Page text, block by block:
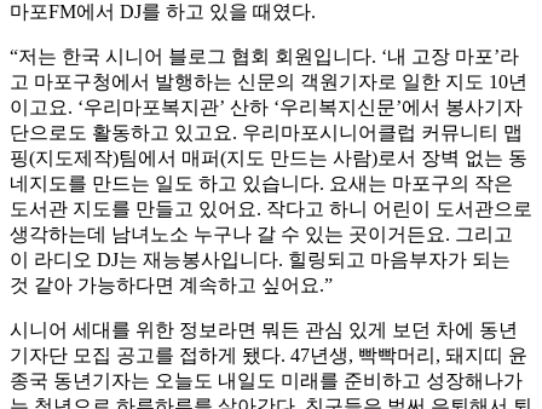
마포FM에서 DJ를 하고 있을 때였다.
“저는 한국 시니어 블로그 협회 회원입니다. ‘내 고장 마포’라
고 마포구청에서 발행하는 신문의 객원기자로 일한 지도 10년
이고요. ‘우리마포복지관’ 산하 ‘우리복지신문’에서 봉사기자
단으로도 활동하고 있고요. 우리마포시니어클럽 커뮤니티 맵
핑(지도제작)팀에서 매퍼(지도 만드는 사람)로서 장벽 없는 동
네지도를 만드는 일도 하고 있습니다. 요새는 마포구의 작은
도서관 지도를 만들고 있어요. 작다고 하니 어린이 도서관으로
생각하는데 남녀노소 누구나 갈 수 있는 곳이거든요. 그리고
이 라디오 DJ는 재능봉사입니다. 힐링되고 마음부자가 되는
것 같아 가능하다면 계속하고 싶어요.”
시니어 세대를 위한 정보라면 뭐든 관심 있게 보던 차에 동년
기자단 모집 공고를 접하게 됐다. 47년생, 빡빡머리, 돼지띠 윤
종국 동년기자는 오늘도 내일도 미래를 준비하고 성장해나가